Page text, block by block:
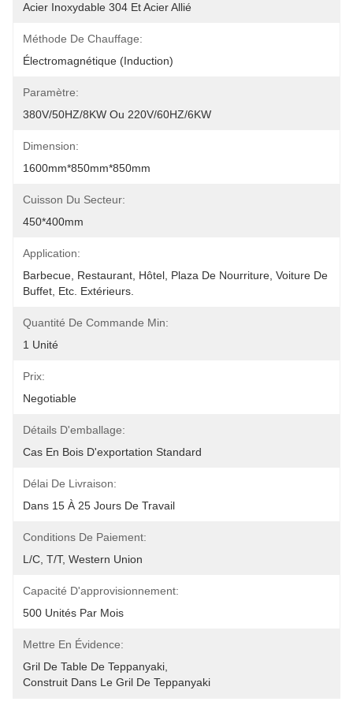
Acier Inoxydable 304 Et Acier Allié
Méthode De Chauffage:
Électromagnétique (induction)
Paramètre:
380V/50HZ/8KW Ou 220V/60HZ/6KW
Dimension:
1600mm*850mm*850mm
Cuisson Du Secteur:
450*400mm
Application:
Barbecue, Restaurant, Hôtel, Plaza De Nourriture, Voiture De
Buffet, Etc. Extérieurs.
Quantité De Commande Min:
1 Unité
Prix:
Negotiable
Détails D'emballage:
Cas En Bois D'exportation Standard
Délai De Livraison:
Dans 15 À 25 Jours De Travail
Conditions De Paiement:
L/C, T/T, Western Union
Capacité D'approvisionnement:
500 Unités Par Mois
Mettre En Évidence:
Gril De Table De Teppanyaki
Construit Dans Le Gril De Teppanyaki